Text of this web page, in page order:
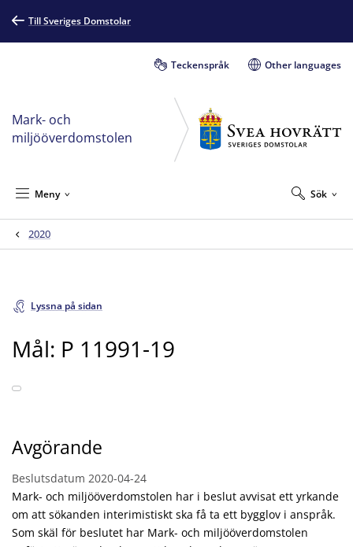
Till Sveriges Domstolar
Teckenspråk Other languages
Mark- och
miljööverdomstolen
Sök
Meny
2020
Lyssna på sidan
Mål: P 11991-19
Avgörande
Beslutsdatum 2020-04-24
Mark- och miljööverdomstolen har i beslut avvisat ett yrkande
om att sökanden interimistiskt ska få ta ett bygglov i anspråk.
Som skäl för beslutet har Mark- och miljööverdomstolen